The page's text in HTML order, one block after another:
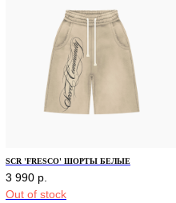
SCR 'FRESCO' ШОРТЫ БЕЛЫЕ
3 990 р.
Out of stock